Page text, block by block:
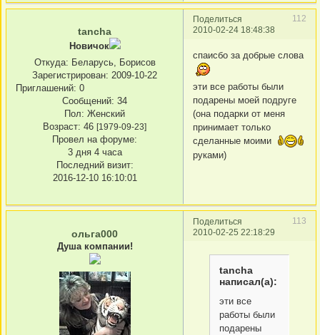
Поделиться
112
2010-02-24 18:48:38
tancha
Новичок
Откуда: Беларусь, Борисов
Зарегистрирован: 2009-10-22
Приглашений: 0
Сообщений: 34
Пол: Женский
Возраст: 46 [1979-09-23]
Провел на форуме:
3 дня 4 часа
Последний визит:
2016-12-10 16:10:01
спаисбо за добрые слова
эти все работы были
подарены моей подруге
(она подарки от меня
принимает только
сделанные моими
руками)
Поделиться
113
2010-02-25 22:18:29
ольга000
Душа компании!
tancha
написал(а):
эти все
работы были
подарены